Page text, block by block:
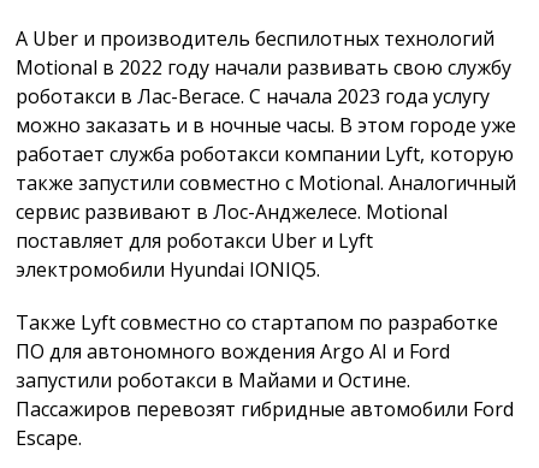
А Uber и производитель беспилотных технологий
Motional в 2022 году начали развивать свою службу
роботакси в Лас-Вегасе. С начала 2023 года услугу
можно заказать и в ночные часы. В этом городе уже
работает служба роботакси компании Lyft, которую
также запустили совместно с Motional. Аналогичный
сервис развивают в Лос-Анджелесе. Motional
поставляет для роботакси Uber и Lyft
электромобили Hyundai IONIQ5.
Также Lyft совместно со стартапом по разработке
ПО для автономного вождения Argo AI и Ford
запустили роботакси в Майами и Остине.
Пассажиров перевозят гибридные автомобили Ford
Escape.